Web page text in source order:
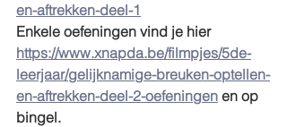
en-aftrekken-deel-1
Enkele oefeningen vind je hier
https://www.xnapda.be/filmpjes/5de-
leerjaar/gelijknamige-breuken-optellen-
en-aftrekken-deel-2-oefeningen en op
bingel.